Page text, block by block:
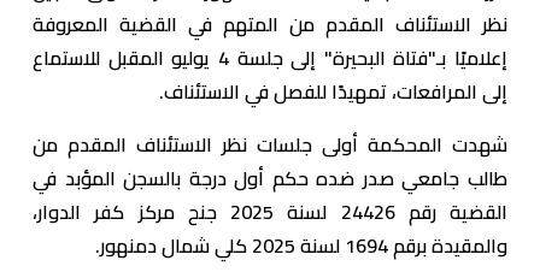
نظر الاستئناف المقدم من المتهم في القضية المعروفة
إعلاميًا بـ"فتاة البحيرة" إلى جلسة 4 يوليو المقبل للاستماع
إلى المرافعات، تمهيدًا للفصل في الاستئناف.
شهدت المحكمة أولى جلسات نظر الاستئناف المقدم من
طالب جامعي صدر ضده حكم أول درجة بالسجن المؤبد في
القضية رقم 24426 لسنة 2025 جنح مركز كفر الدوار،
والمقيدة برقم 1694 لسنة 2025 كلي شمال دمنهور.